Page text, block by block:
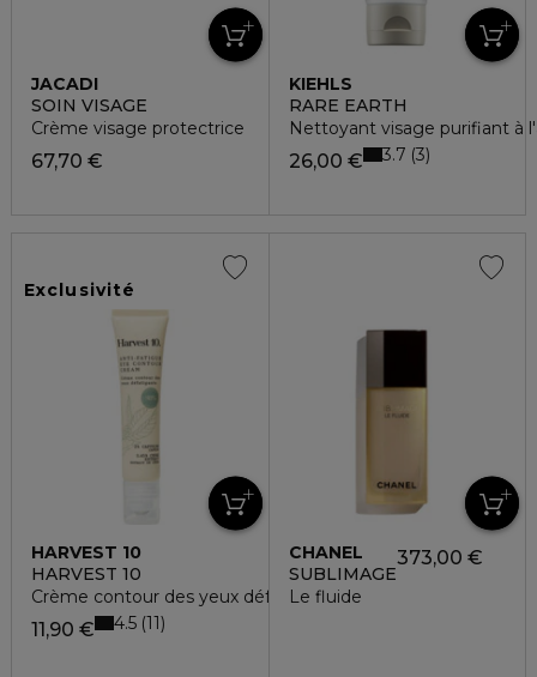
JACADI
SOIN VISAGE
Crème visage protectrice
67,70 €
KIEHLS
RARE EARTH
Nettoyant visage purifiant à
26,00 € 3.7 3
Exclusivité
HARVEST 10
HARVEST 10
Crème contour des yeux défatigante
11,90 € 4.5 11
CHANEL
SUBLIMAGE
Le fluide
373,00 €